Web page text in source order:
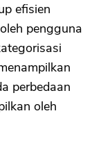
efisien
pengguna
perbedaan
oleh